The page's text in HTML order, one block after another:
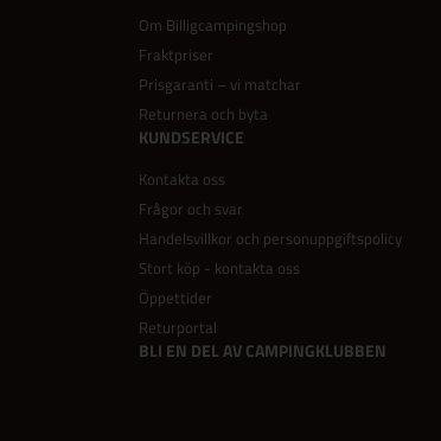
Om Billigcampingshop
Fraktpriser
Prisgaranti – vi matchar
Returnera och byta
KUNDSERVICE
Kontakta oss
Frågor och svar
Handelsvillkor och personuppgiftspolicy
Stort köp - kontakta oss
Öppettider
Returportal
BLI EN DEL AV CAMPINGKLUBBEN